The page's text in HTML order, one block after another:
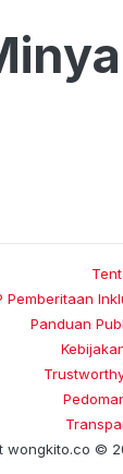
Pemberitaan
Panduan
wongkito.co ©